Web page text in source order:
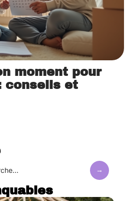
moment pour
conseils et